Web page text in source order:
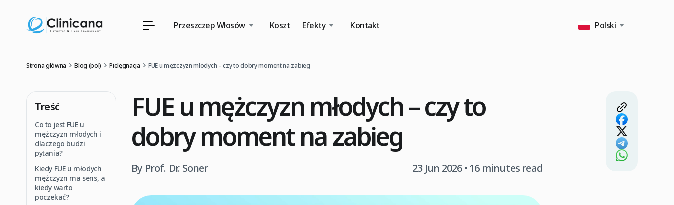
Przeszczep Włosów Koszt Efekty Kontakt Polski
Strona główna Blog (pol) Pielęgnacja FUE u mężczyzn młodych – czy to dobry moment na zabieg
Treść
Co to jest FUE u
mężczyzn młodych i
dlaczego budzi
pytania?
Kiedy FUE u młodych
mężczyzn ma sens, a
kiedy warto
poczekać?
FUE u mężczyzn młodych – czy to
dobry moment na zabieg
By Prof. Dr. Soner 23 Jun 2026• 16 minutes read